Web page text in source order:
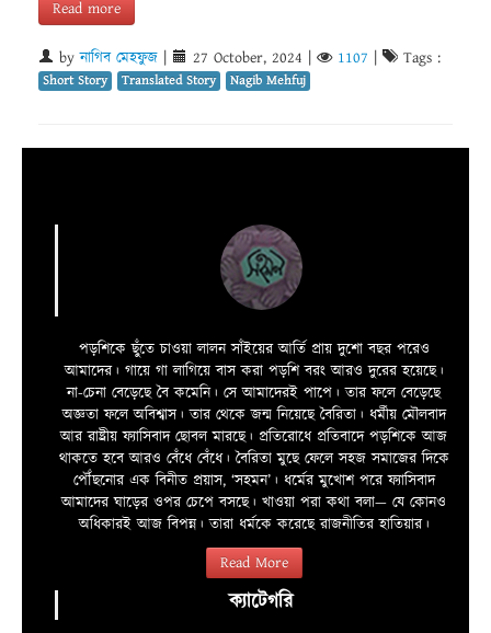
Read more
byনাগিব মেহফুজ 27 October, 2024 1107 Tags :
Short Story Translated Story Nagib Mehfuj
পড়শিকে ছুঁতে চাওয়া লালন সাঁইয়ের আর্তি প্রায় দুশো বছর পরেও
আমাদের। গায়ে গা লাগিয়ে বাস করা পড়শি বরং আরও দুরের হয়েছে।
না-চেনা বেড়েছে বৈ কমেনি। সে আমাদেরই পাপে। তার ফলে বেড়েছে
অজ্ঞতা ফলে অবিশ্বাস। তার থেকে জন্ম নিয়েছে বৈরিতা। ধর্মীয় মৌলবাদ
আর রাষ্ট্রীয় ফ্যাসিবাদ ছোবল মারছে। প্রতিরোধে প্রতিবাদে পড়শিকে আজ
থাকতে হবে আরও বেঁধে বেঁধে। বৈরিতা মুছে ফেলে সহজ সমাজের দিকে
পৌঁছনোর এক বিনীত প্রয়াস, ‘সহমন’। ধর্মের মুখোশ পরে ফ্যাসিবাদ
আমাদের ঘাড়ের ওপর চেপে বসছে। খাওয়া পরা কথা বলা—­­ যে কোনও
অধিকারই আজ বিপন্ন। তারা ধর্মকে করেছে রাজনীতির হাতিয়ার।
Read More
ক্যাটেগরি